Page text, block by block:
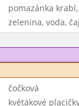
pomazánka
zelenina, voda,
čočková
květákové